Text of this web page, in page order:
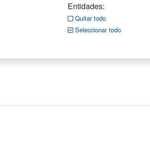
Entidades:
Quitar todo
Seleccionar todo